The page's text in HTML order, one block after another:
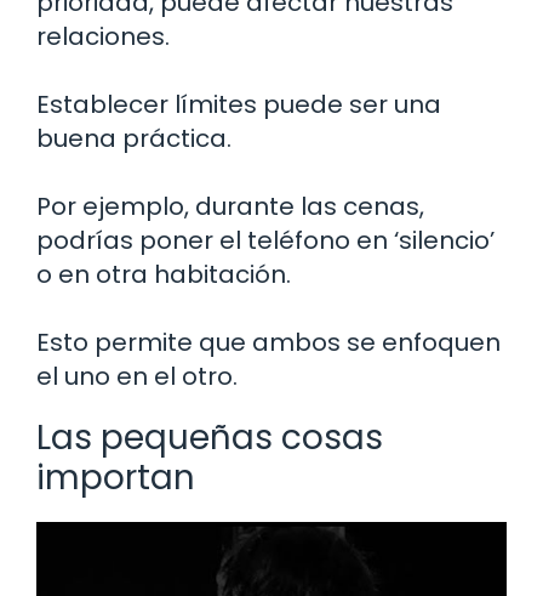
relaciones.
Establecer límites puede ser una
buena práctica.
Por ejemplo, durante las cenas,
podrías poner el teléfono en ‘silencio’
o en otra habitación.
Esto permite que ambos se enfoquen
el uno en el otro.
Las pequeñas cosas
importan